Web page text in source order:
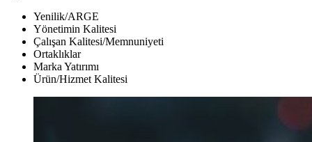
Yenilik/ARGE
Yönetimin Kalitesi
Çalışan Kalitesi/Memnuniyeti
Ortaklıklar
Marka Yatırımı
Ürün/Hizmet Kalitesi